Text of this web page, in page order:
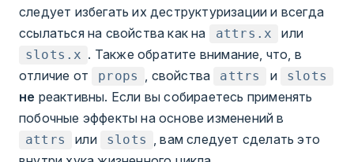
следует избегать их деструктуризации и всегда
ссылаться на свойства как на
attrs.x или
slots.x . Также обратите внимание, что, в
отличие от
props , свойства attrs и slots
не реактивны. Если вы собираетесь применять
побочные эффекты на основе изменений в
attrs или slots , вам следует сделать это